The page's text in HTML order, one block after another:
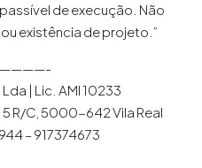
de execução. Não
existência de projeto.”
| Lic. AMI 10233
5 R/C, 5000-642 Vila Real
– 917374673